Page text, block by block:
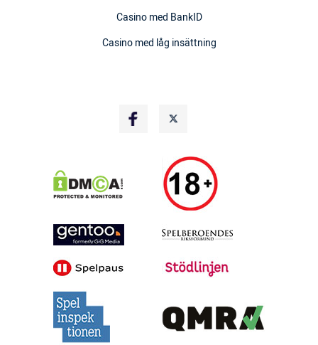
Casino med BankID
Casino med låg insättning